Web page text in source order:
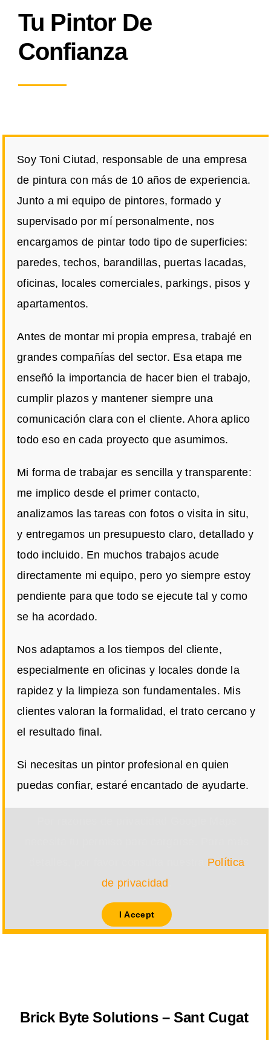
Tu Pintor De
Confianza
Soy Toni Ciutad, responsable de una empresa
de pintura con más de 10 años de experiencia.
Junto a mi equipo de pintores, formado y
supervisado por mí personalmente, nos
encargamos de pintar todo tipo de superficies:
paredes, techos, barandillas, puertas lacadas,
oficinas, locales comerciales, parkings, pisos y
apartamentos.
Antes de montar mi propia empresa, trabajé en
grandes compañías del sector. Esa etapa me
enseñó la importancia de hacer bien el trabajo,
cumplir plazos y mantener siempre una
comunicación clara con el cliente. Ahora aplico
todo eso en cada proyecto que asumimos.
Mi forma de trabajar es sencilla y transparente:
me implico desde el primer contacto,
analizamos las tareas con fotos o visita in situ,
y entregamos un presupuesto claro, detallado y
todo incluido. En muchos trabajos acude
directamente mi equipo, pero yo siempre estoy
pendiente para que todo se ejecute tal y como
se ha acordado.
Nos adaptamos a los tiempos del cliente,
especialmente en oficinas y locales donde la
rapidez y la limpieza son fundamentales. Mis
clientes valoran la formalidad, el trato cercano y
el resultado final.
Si necesitas un pintor profesional en quien
puedas confiar, estaré encantado de ayudarte.
Política
de privacidad
I Accept
Brick Byte Solutions – Sant Cugat